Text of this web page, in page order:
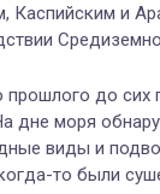
Каспийским и
прошлого до сих
дне моря
виды и
то были